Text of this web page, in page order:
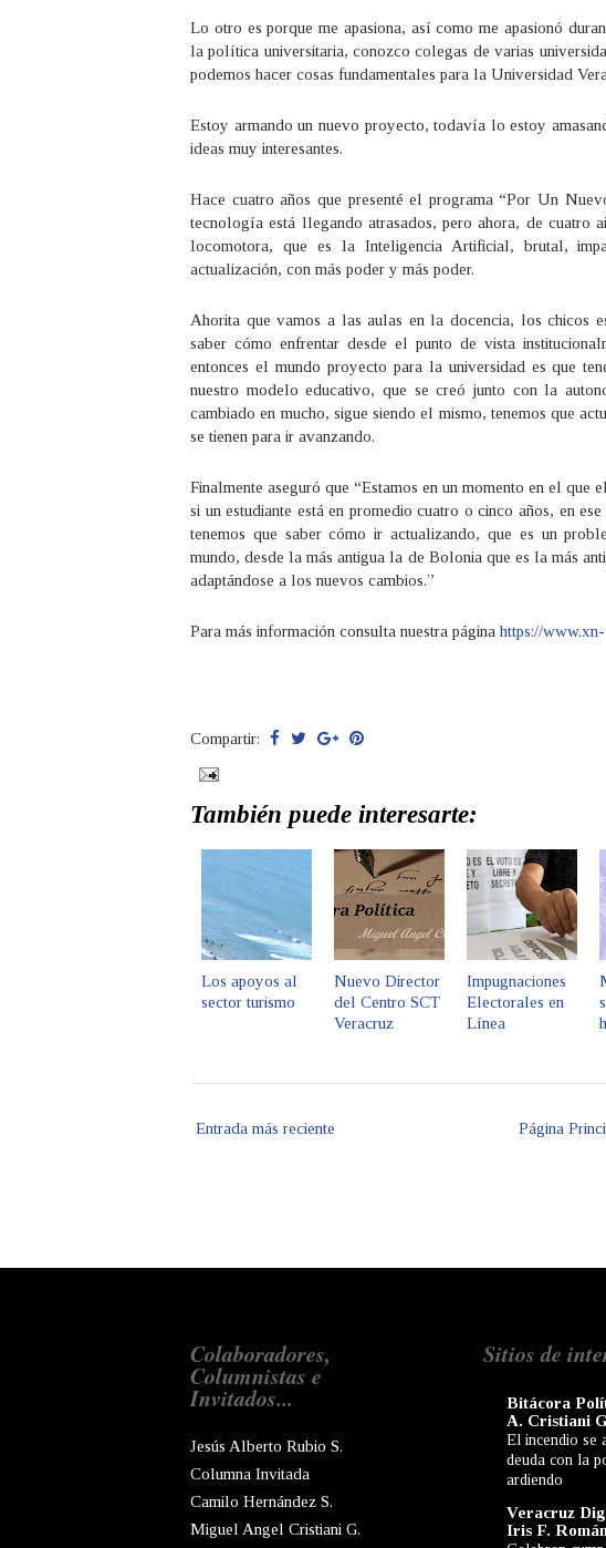
Lo otro es porque me apasiona, así como me apasionó
la política universitaria, conozco colegas de varias
podemos hacer cosas fundamentales para la Universidad
Estoy armando un nuevo proyecto, todavía lo estoy
ideas muy interesantes.
Hace cuatro años que presenté el programa “Por Un
tecnología está llegando atrasados, pero ahora, de cuatro
locomotora, que es la Inteligencia Artificial, brutal,
actualización, con más poder y más poder.
Ahorita que vamos a las aulas en la docencia, los chicos
saber cómo enfrentar desde el punto de vista
entonces el mundo proyecto para la universidad es que
nuestro modelo educativo, que se creó junto con la
cambiado en mucho, sigue siendo el mismo, tenemos que
se tienen para ir avanzando.
Finalmente aseguró que “Estamos en un momento en el que
si un estudiante está en promedio cuatro o cinco años, en
tenemos que saber cómo ir actualizando, que es un
mundo, desde la más antigua la de Bolonia que es la más
adaptándose a los nuevos cambios.”
Para más información consulta nuestra página https://
Compartir:
También puede interesarte:
Los apoyos al
sector turismo
Nuevo Director
del Centro SCT
Veracruz
Impugnaciones
Electorales en
Línea
Entrada más reciente Página
Colaboradores,
Columnistas e
Invitados...
Jesús Alberto Rubio S.
Columna Invitada
Camilo Hernández S.
Miguel Angel Cristiani G.
Sitios de
Bitácora
A. Cristiani
El incendio
deuda con la
ardiendo
Veracruz
Iris F.